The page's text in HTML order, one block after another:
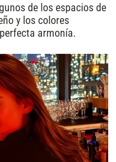
de los espacios de
y los colores
armonía.